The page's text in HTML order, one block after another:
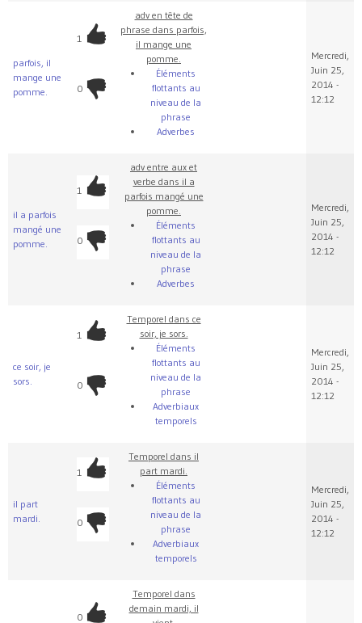
parfois, il
mange une
pomme.
1
0
adv en tête de
phrase dans parfois,
il mange une
pomme.
Éléments
flottants au
niveau de la
phrase
Adverbes
Mercredi,
Juin 25,
2014 -
12:12
il a parfois
mangé une
pomme.
1
0
adv entre aux et
verbe dans il a
parfois mangé une
pomme.
Éléments
flottants au
niveau de la
phrase
Adverbes
Mercredi,
Juin 25,
2014 -
12:12
ce soir, je
sors.
1
0
Temporel dans ce
soir, je sors.
Éléments
flottants au
niveau de la
phrase
Adverbiaux
temporels
Mercredi,
Juin 25,
2014 -
12:12
il part
mardi.
1
0
Temporel dans il
part mardi.
Éléments
flottants au
niveau de la
phrase
Adverbiaux
temporels
Mercredi,
Juin 25,
2014 -
12:12
0
Temporel dans
demain mardi, il